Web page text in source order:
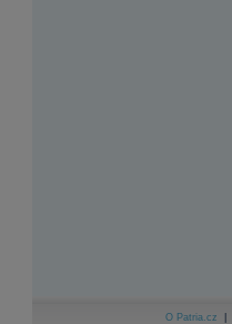
O Patria.cz